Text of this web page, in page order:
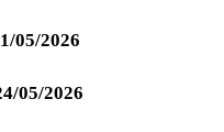
05/2026
05/2026